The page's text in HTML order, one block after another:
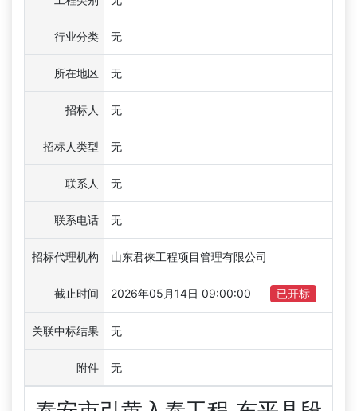
行业分类 无
所在地区 无
招标人 无
招标人类型 无
联系人 无
联系电话 无
招标代理机构 山东君徕工程项目管理有限公司
截止时间 2026年05月14日 09:00:00 已开标
关联中标结果 无
附件 无